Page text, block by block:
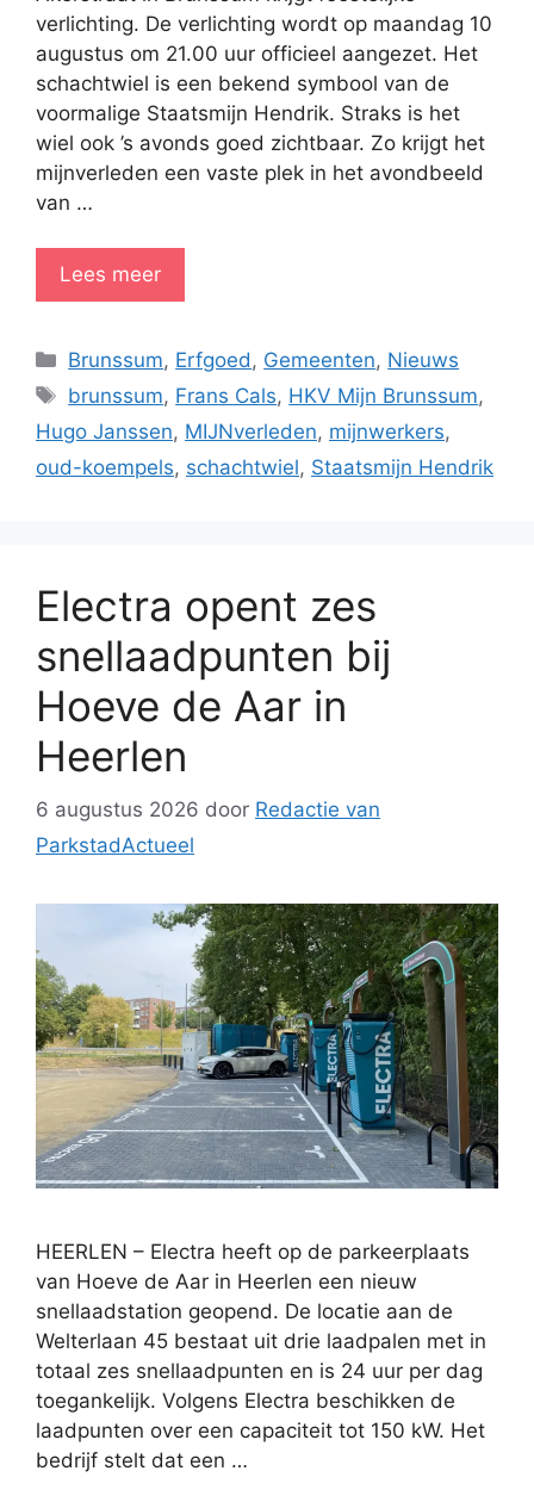
verlichting. De verlichting wordt op maandag 10
augustus om 21.00 uur officieel aangezet. Het
schachtwiel is een bekend symbool van de
voormalige Staatsmijn Hendrik. Straks is het
wiel ook ’s avonds goed zichtbaar. Zo krijgt het
mijnverleden een vaste plek in het avondbeeld
van …
Lees meer
Categorieën
Brunssum, Erfgoed, Gemeenten, Nieuws
Tags
brunssum, Frans Cals, HKV Mijn Brunssum,
Hugo Janssen, MIJNverleden, mijnwerkers,
oud-koempels, schachtwiel, Staatsmijn Hendrik
Electra opent zes
snellaadpunten bij
Hoeve de Aar in
Heerlen
6 augustus 2026 door Redactie van
ParkstadActueel
HEERLEN – Electra heeft op de parkeerplaats
van Hoeve de Aar in Heerlen een nieuw
snellaadstation geopend. De locatie aan de
Welterlaan 45 bestaat uit drie laadpalen met in
totaal zes snellaadpunten en is 24 uur per dag
toegankelijk. Volgens Electra beschikken de
laadpunten over een capaciteit tot 150 kW. Het
bedrijf stelt dat een …